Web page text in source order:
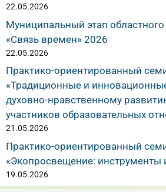
22.05.2026
Муниципальный этап областного
«Связь времен» 2026
22.05.2026
Практико-ориентированный
«Традиционные и
духовно-нравственному
участников образовательных
21.05.2026
Практико-ориентированный
«Экопросвещение: инструменты
19.05.2026